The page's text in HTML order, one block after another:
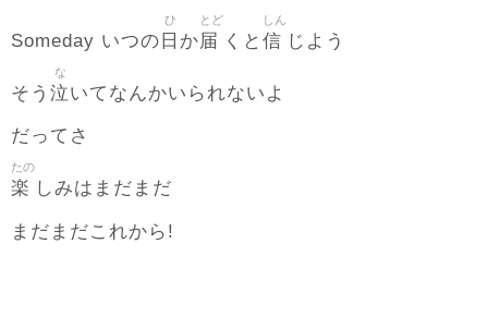
Someday いつの 日
ひ
か届
とど
くと 信
しん
じよう
そう 泣
な
いてなんかいられないよ
だってさ
楽
たの
しみはまだまだ
まだまだこれから!